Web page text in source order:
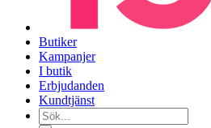
Butiker
Kampanjer
I butik
Erbjudanden
Kundtjänst
Sök...